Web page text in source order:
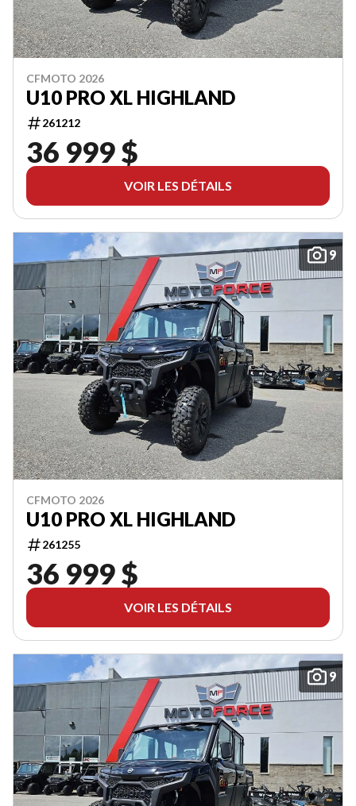
CFMOTO 2026
U10 PRO XL HIGHLAND
261212
36 999 $
VOIR LES DÉTAILS
9
CFMOTO 2026
U10 PRO XL HIGHLAND
261255
36 999 $
VOIR LES DÉTAILS
9